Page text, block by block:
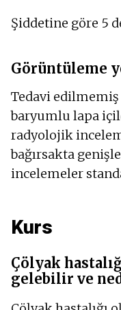
Şiddetine göre 5
Görüntüleme
Tedavi edilmemiş
baryumlu lapa
radyolojik
bağırsakta
incelemeler
Kurs
Çölyak
gelebilir ve